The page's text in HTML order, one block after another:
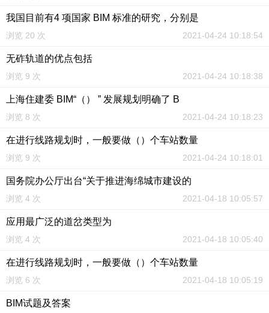
我国目前有4 项国家 BIM 标准的研究，分别是
浏览 20 次 2021-04-24 10:18:54
无砟轨道的优点包括
浏览 9 次 2021-04-24 10:18:38
上海住建委 BIM“（） ” 发展规划明确了 B
浏览 8 次 2021-04-24 10:18:23
在进行线路规划时，一般要做（）个车站数量
浏览 9 次 2021-04-24 10:18:01
国务院办公厅出台“关于推进海绵城市建设的
浏览 4 次 2021-04-18 10:05:57
应用最广泛的道岔类型为
浏览 4 次 2021-04-18 10:05:40
在进行线路规划时，一般要做（）个车站数量
浏览 6 次 2021-04-18 10:05:19
BIM试题及答案